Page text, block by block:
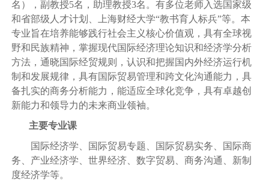
名），副教授5名，助理教授3名。有多位老师入选国家级
和省部级人才计划、上海财经大学“教书育人标兵”等。本
专业旨在培养能够践行社会主义核心价值观，具有全球视
野和民族精神，掌握现代国际经济理论知识和经济学分析
方法，通晓国际经贸规则，认识和把握国内外经济运行机
制和发展规律，具有国际贸易管理和跨文化沟通能力，具
备扎实的商务分析能力，能适应全球化竞争，具有卓越创
新能力和领导力的未来商业领袖。
主要专业课
国际经济学、国际贸易专题、国际贸易实务、国际商
务、产业经济学、世界经济、数字贸易、商务沟通、新制
度经济学等。